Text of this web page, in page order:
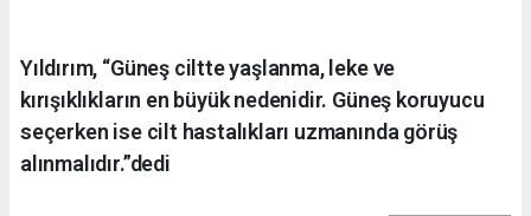
Yıldırım, “Güneş ciltte yaşlanma, leke ve
kırışıklıkların en büyük nedenidir. Güneş koruyucu
seçerken ise cilt hastalıkları uzmanında görüş
alınmalıdır.”dedi